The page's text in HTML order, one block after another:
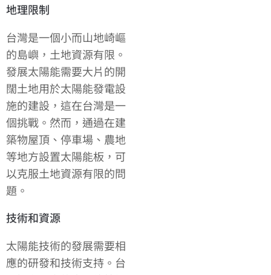
地理限制
台灣是一個小而山地崎嶇
的島嶼，土地資源有限。
發展太陽能需要大片的開
闊土地用於太陽能發電設
施的建設，這在台灣是一
個挑戰。然而，通過在建
築物屋頂、停車場、農地
等地方設置太陽能板，可
以克服土地資源有限的問
題。
技術和資源
太陽能技術的發展需要相
應的研發和技術支持。台